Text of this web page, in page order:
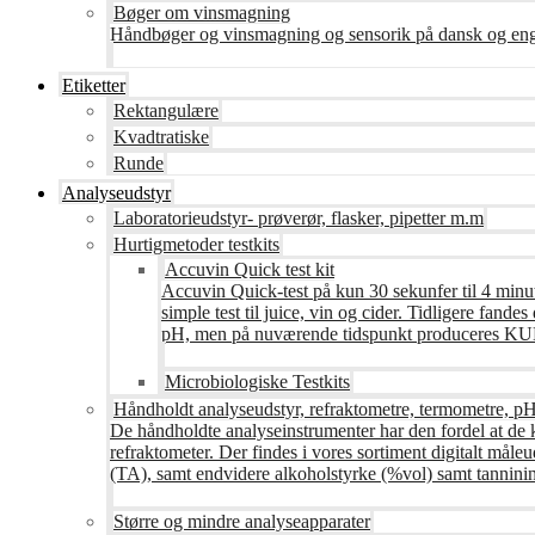
Bøger om vinsmagning
Håndbøger og vinsmagning og sensorik på dansk og
Etiketter
Rektangulære
Kvadtratiske
Runde
Analyseudstyr
Laboratorieudstyr- prøverør, flasker, pipetter m.m
Hurtigmetoder testkits
Accuvin Quick test kit
Accuvin Quick-test på kun 30 sekunfer til 4
simple test til juice, vin og cider. Tidligere
pH, men på nuværende tidspunkt produceres
Microbiologiske Testkits
Håndholdt analyseudstyr, refraktometre, termometre,
De håndholdte analyseinstrumenter har den fordel at
refraktometer. Der findes i vores sortiment digitalt
(TA), samt endvidere alkoholstyrke (%vol) samt
Større og mindre analyseapparater